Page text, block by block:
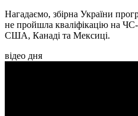
Нагадаємо, збірна України
не пройшла кваліфікацію на ЧС-
США, Канаді та Мексиці.
відео дня